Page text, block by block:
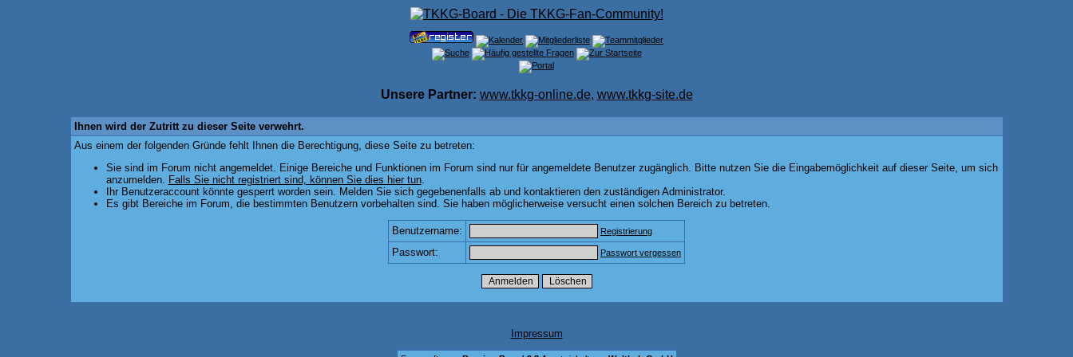
Unsere Partner: www.tkkg-online.de, www.tkkg-site.de
Ihnen wird der Zutritt zu dieser Seite verwehrt.
Aus einem der folgenden Gründe fehlt Ihnen die Berechtigung, diese Seite zu betreten:
Sie sind im Forum nicht angemeldet. Einige Bereiche und Funktionen im Forum sind nur für angemeldete Benutzer zugänglich. Bitte nutzen Sie die Eingabemöglichkeit auf dieser Seite, um sich
anzumelden. Falls Sie nicht registriert sind, können Sie dies hier tun.
Ihr Benutzeraccount könnte gesperrt worden sein. Melden Sie sich gegebenenfalls ab und kontaktieren den zuständigen Administrator.
Es gibt Bereiche im Forum, die bestimmten Benutzern vorbehalten sind. Sie haben möglicherweise versucht einen solchen Bereich zu betreten.
Benutzername: Registrierung
Passwort: Passwort vergessen
Impressum